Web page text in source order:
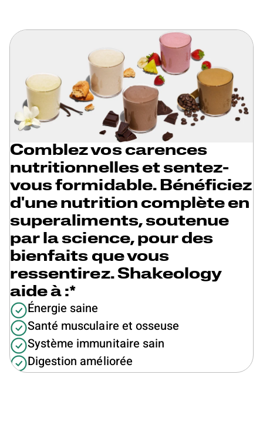
Comblez vos carences
nutritionnelles et sentez-
vous formidable. Bénéficiez
d'une nutrition complète en
superaliments, soutenue
par la science, pour des
bienfaits que vous
ressentirez. Shakeology
aide à :*
Énergie saine
Santé musculaire et osseuse
Système immunitaire sain
Digestion améliorée